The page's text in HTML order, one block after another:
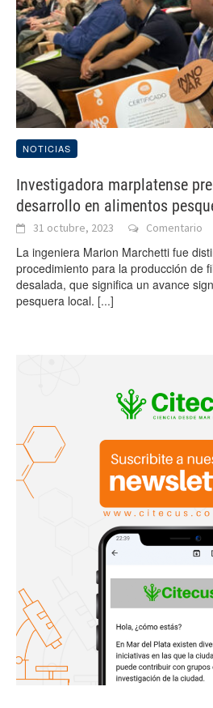
NOTICIAS
Investigadora marplatense
desarrollo en alimentos
31 octubre, 2023 Comentario
La ingeniera Marion Marchetti fue
procedimiento para la producción de
desalada, que significa un avance
pesquera local. [...]